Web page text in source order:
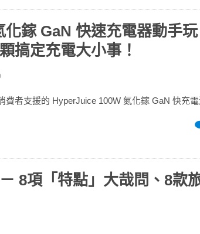
鎵 GaN 快速充電器動手
搞定充電大小事！
費者支援的 HyperJuice 100W 氮化鎵 GaN 快充
8項「特點」大哉問、8款